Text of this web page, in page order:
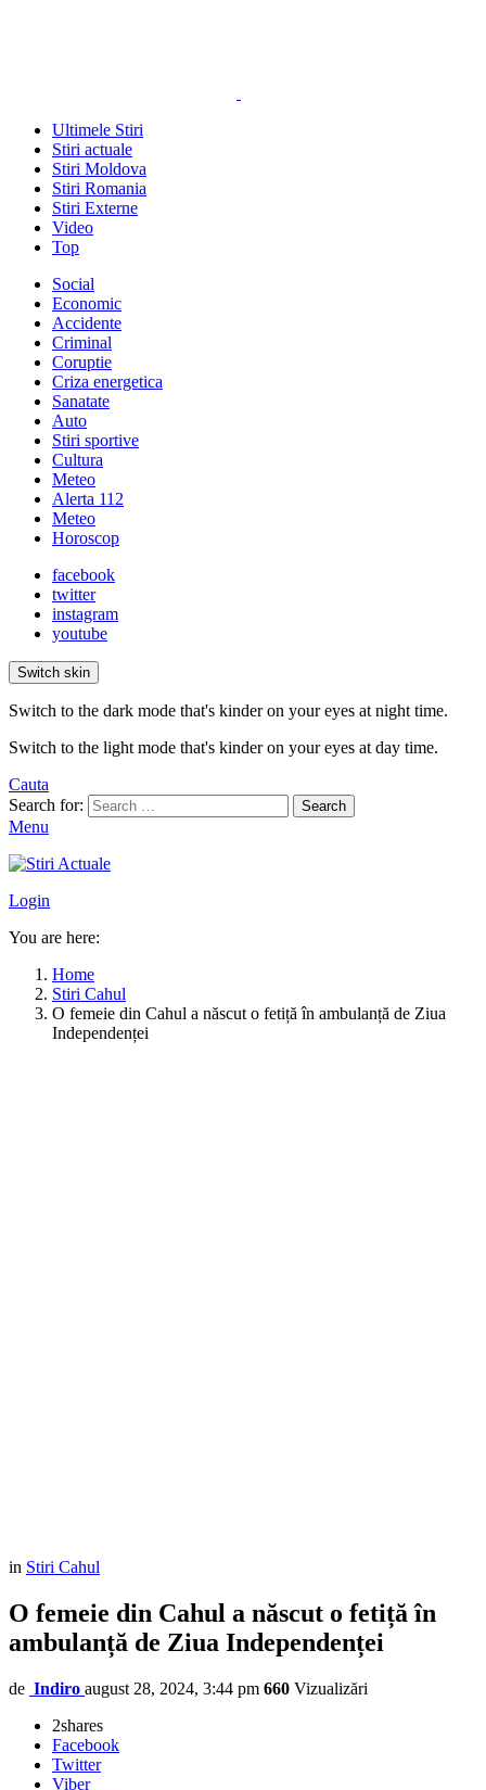
Ultimele Stiri
Stiri actuale
Stiri Moldova
Stiri Romania
Stiri Externe
Video
Top
Social
Economic
Accidente
Criminal
Coruptie
Criza energetica
Sanatate
Auto
Stiri sportive
Cultura
Meteo
Alerta 112
Meteo
Horoscop
facebook
twitter
instagram
youtube
Switch skin
Switch to the dark mode that's kinder on your eyes at night time.
Switch to the light mode that's kinder on your eyes at day time.
Cauta
Search for:
Search
Menu
Login
You are here:
Home
Stiri Cahul
O femeie din Cahul a născut o fetiță în ambulanță de Ziua
Independenței
in Stiri Cahul
O femeie din Cahul a născut o fetiță în
ambulanță de Ziua Independenței
de Indiro august 28, 2024, 3:44 pm 660 Vizualizări
2shares
Facebook
Twitter
Viber